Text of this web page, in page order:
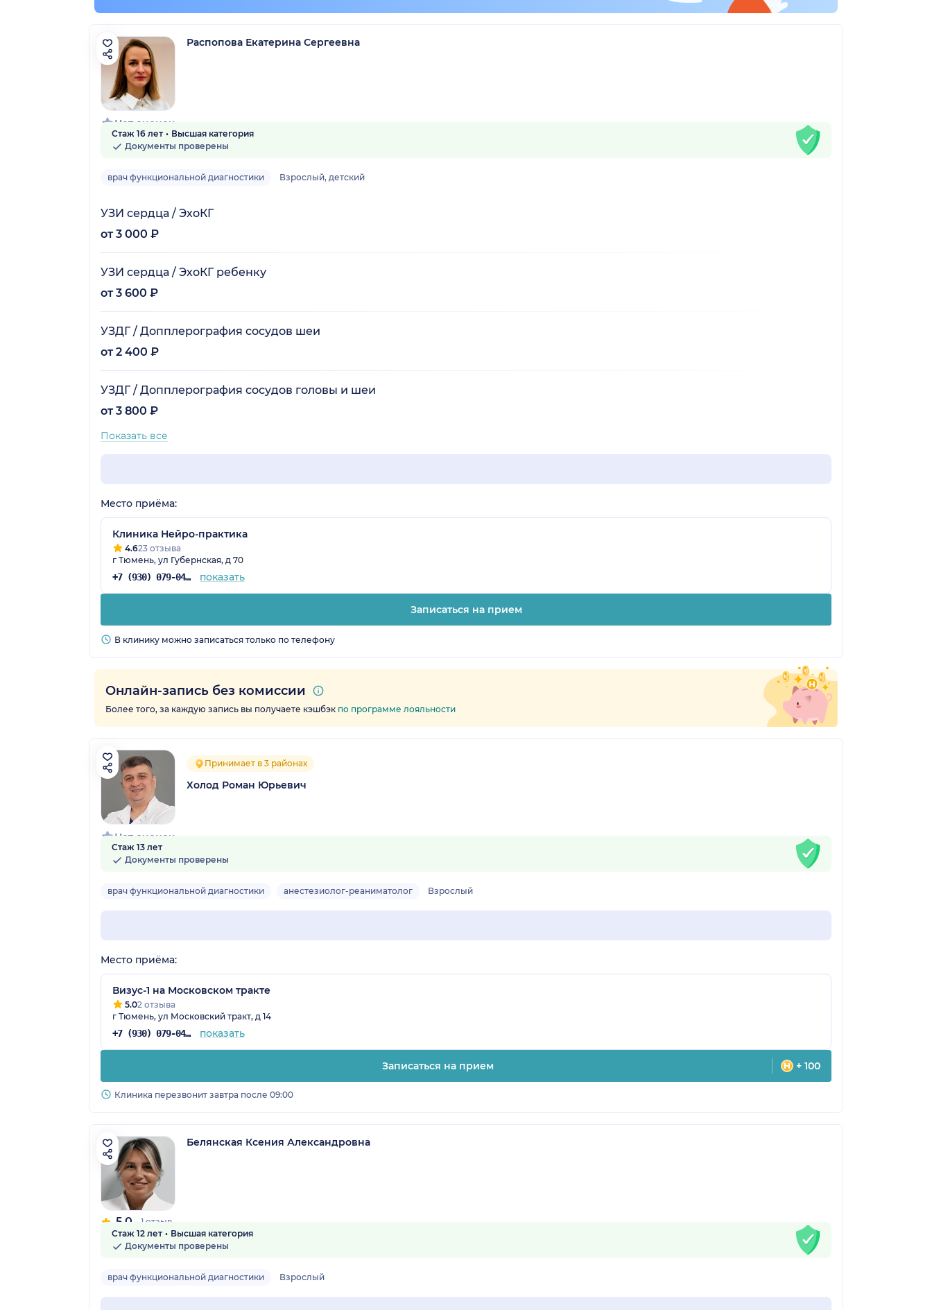
Нет оценок
Распопова Екатерина Сергеевна
Стаж 16 лет
Высшая категория
Документы проверены
врач функциональной диагностики Взрослый, детский
УЗИ сердца / ЭхоКГ
от 3 000 ₽
УЗИ сердца / ЭхоКГ ребенку
от 3 600 ₽
УЗДГ / Допплерография сосудов шеи
от 2 400 ₽
УЗДГ / Допплерография сосудов головы и шеи
от 3 800 ₽
Показать все
Место приёма:
Клиника Нейро-практика
4.623 отзыва
г Тюмень, ул Губернская, д 70
+7 (930) 079-04-91 показать
Записаться на прием
В клинику можно записаться только по телефону
Онлайн-запись без комиссии
Более того, за каждую запись вы получаете кэшбэк по программе лояльности
Нет оценок
Принимает в 3 районах
Холод Роман Юрьевич
Стаж 13 лет
Документы проверены
врач функциональной диагностики анестезиолог-реаниматолог Взрослый
Место приёма:
Визус-1 на Московском тракте
5.02 отзыва
г Тюмень, ул Московский тракт, д 14
+7 (930) 079-04-95 показать
Записаться на прием + 100
Клиника перезвонит завтра после 09:00
5.0 1 отзыв
Белянская Ксения Александровна
Стаж 12 лет
Высшая категория
Документы проверены
врач функциональной диагностики Взрослый